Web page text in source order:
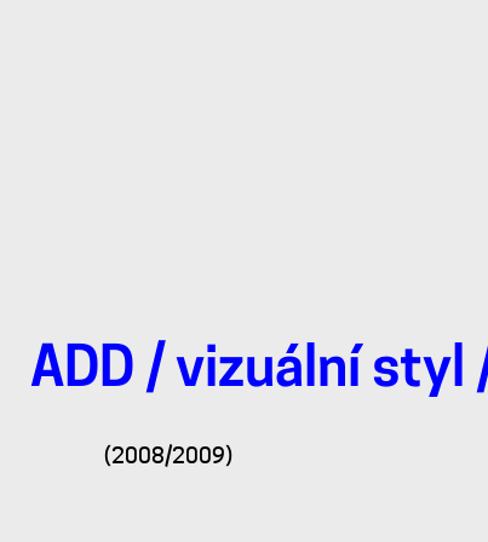
ADD / vizuální styl
logo
(2008/2009)